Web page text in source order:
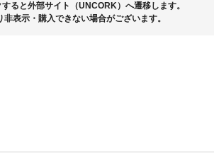
ると外部サイト（UNCORK）へ遷移します。
非表示・購入できない場合がございます。